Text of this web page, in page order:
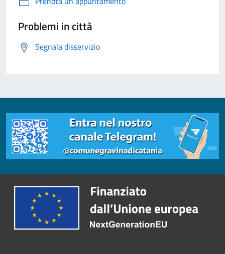
Problemi in città
Segnala disservizio